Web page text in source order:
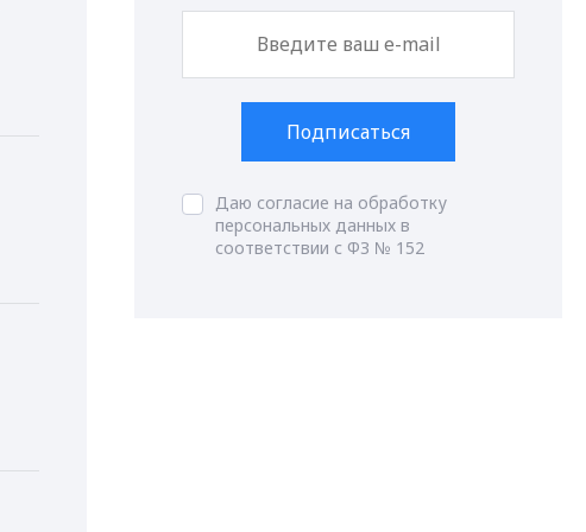
Подписаться
Даю согласие на обработку
персональных данных в
соответствии с ФЗ № 152